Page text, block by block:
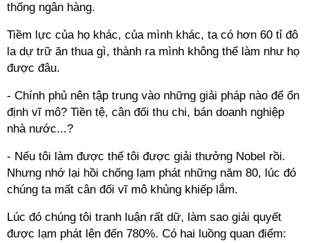
thống ngân hàng.
Tiềm lực của họ khác, của mình khác, ta có hơn 60 tỉ đô
la dự trữ ăn thua gì, thành ra mình không thể làm như họ
được đâu.
- Chính phủ nên tập trung vào những giải pháp nào để ổn
định vĩ mô? Tiền tệ, cân đối thu chi, bán doanh nghiệp
nhà nước...?
- Nếu tôi làm được thế tôi được giải thưởng Nobel rồi.
Nhưng nhớ lại hồi chống lạm phát những năm 80, lúc đó
chúng ta mất cân đối vĩ mô khủng khiếp lắm.
Lúc đó chúng tôi tranh luận rất dữ, làm sao giải quyết
được lạm phát lên đến 780%. Có hai luồng quan điểm: